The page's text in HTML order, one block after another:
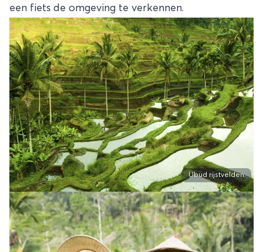
een fiets de omgeving te verkennen.
Ubud rijstvelden